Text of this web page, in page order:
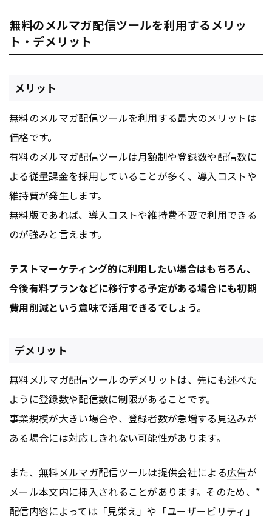
無料のメルマガ配信ツールを利用するメリッ
ト・デメリット
メリット
無料のメルマガ配信ツールを利用する最大のメリットは
価格です。
有料のメルマガ配信ツールは月額制や登録数や配信数に
よる従量課金を採用していることが多く、導入コストや
維持費が発生します。
無料版であれば、導入コストや維持費不要で利用できる
のが強みと言えます。
テストマーケティング的に利用したい場合はもちろん、
今後有料プランなどに移行する予定がある場合にも初期
費用削減という意味で活用できるでしょう。
デメリット
無料メルマガ配信ツールのデメリットは、先にも述べた
ように登録数や配信数に制限があることです。
事業規模が大きい場合や、登録者数が急増する見込みが
ある場合には対応しきれない可能性があります。
また、無料メルマガ配信ツールは提供会社による広告が
メール本文内に挿入されることがあります。そのため、*
配信内容によっては「見栄え」や「ユーザービリティ」